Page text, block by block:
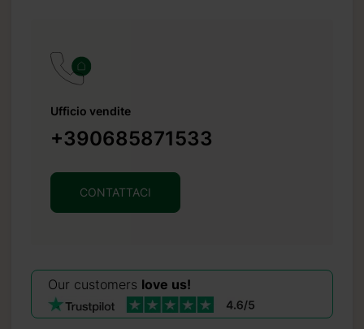
Ufficio vendite
+390685871533
CONTATTACI
Our customers love us!